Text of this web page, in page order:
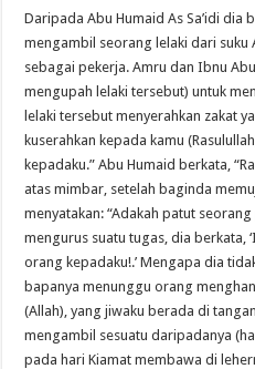
Daripada Abu Humaid As Sa’idi dia
mengambil seorang lelaki dari suku
sebagai pekerja. Amru dan Ibnu
mengupah lelaki tersebut) untuk
lelaki tersebut menyerahkan zakat
kuserahkan kepada kamu
kepadaku.” Abu Humaid berkata,
atas mimbar, setelah baginda
menyatakan: “Adakah patut
mengurus suatu tugas, dia berkata,
orang kepadaku!.’ Mengapa dia
bapanya menunggu orang
(Allah), yang jiwaku berada di
mengambil sesuatu daripadanya
pada hari Kiamat membawa di